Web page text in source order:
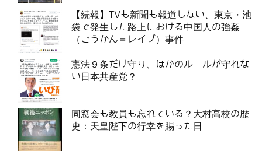
【続報】TVも新聞も報道しない、東京・池
袋で発生した路上における中国人の強姦
（ごうかん＝レイプ）事件
憲法９条だけ守り、ほかのルールが守れな
い日本共産党？
同窓会も教員も忘れている？大村高校の歴
史：天皇陛下の行幸を賜った日